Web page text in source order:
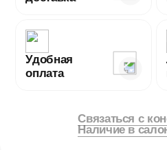
Конструкция очков
Носоупор
Заушники
Удобная
оплата
Связаться с
Наличие в